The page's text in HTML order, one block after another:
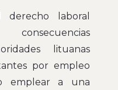
laboral
lituanas
por empleo
emplear a una